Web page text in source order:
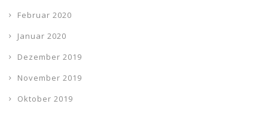
Februar 2020
Januar 2020
Dezember 2019
November 2019
Oktober 2019